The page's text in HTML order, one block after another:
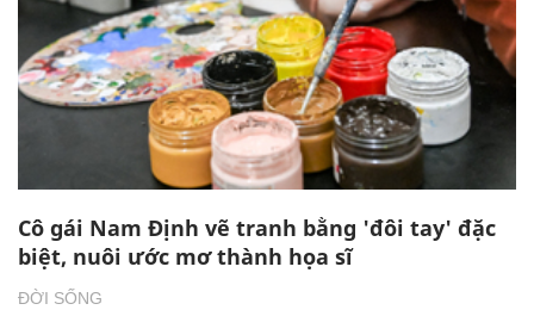
Cô gái Nam Định vẽ tranh bằng 'đôi tay' đặc
biệt, nuôi ước mơ thành họa sĩ
ĐỜI SỐNG